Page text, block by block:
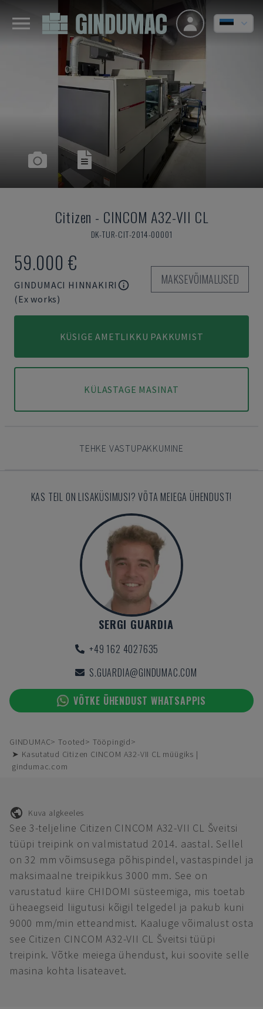
Citizen - CINCOM A32-VII CL
DK-TUR-CIT-2014-00001
59.000 €
GINDUMACI HINNAKIRI
(Ex works)
MAKSEVÕIMALUSED
KÜSIGE AMETLIKKU PAKKUMIST
KÜLASTAGE MASINAT
TEHKE VASTUPAKKUMINE
KAS TEIL ON LISAKÜSIMUSI? VÕTA MEIEGA ÜHENDUST!
SERGI GUARDIA
+49 162 4027635
S.GUARDIA@GINDUMAC.COM
VÕTKE ÜHENDUST WHATSAPPIS
GINDUMAC Tooted
Tööpingid
➤ Kasutatud Citizen CINCOM A32-VII CL müügiks |
gindumac.com
Kuva algkeeles
See 3-teljeline Citizen CINCOM A32-VII CL Šveitsi
tüüpi treipink on valmistatud 2014. aastal. Sellel
on 32 mm võimsusega põhispindel, vastaspindel ja
maksimaalne treipikkus 3000 mm. See on
varustatud kiire CHIDOMI süsteemiga, mis toetab
üheaegseid liigutusi kõigil telgedel ja pakub kuni
9000 mm/min etteandmist. Kaaluge võimalust osta
see Citizen CINCOM A32-VII CL Šveitsi tüüpi
treipink. Võtke meiega ühendust, kui soovite selle
masina kohta lisateavet.